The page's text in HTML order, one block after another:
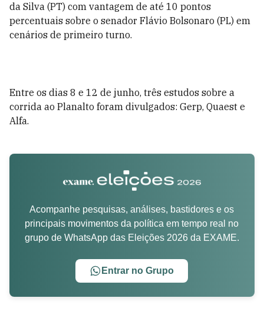
da Silva (PT) com vantagem de até 10 pontos
percentuais sobre o senador Flávio Bolsonaro (PL) em
cenários de primeiro turno.
Entre os dias 8 e 12 de junho, três estudos sobre a
corrida ao Planalto foram divulgados: Gerp, Quaest e
Alfa.
Acompanhe pesquisas, análises, bastidores e os
principais movimentos da política em tempo real no
grupo de WhatsApp das Eleições 2026 da EXAME.
Entrar no Grupo